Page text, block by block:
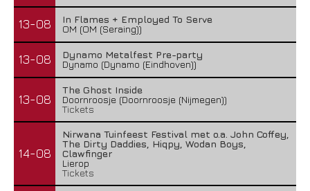
13-08
In Flames + Employed To Serve
OM (OM (Seraing))
13-08
Dynamo Metalfest Pre-party
Dynamo (Dynamo (Eindhoven))
13-08
The Ghost Inside
Doornroosje (Doornroosje (Nijmegen))
Tickets
14-08
Nirwana Tuinfeest Festival met o.a. John Coffey,
The Dirty Daddies, Hiqpy, Wodan Boys,
Clawfinger
Lierop
Tickets